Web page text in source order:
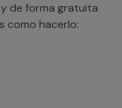
de forma gratuita
como hacerlo: